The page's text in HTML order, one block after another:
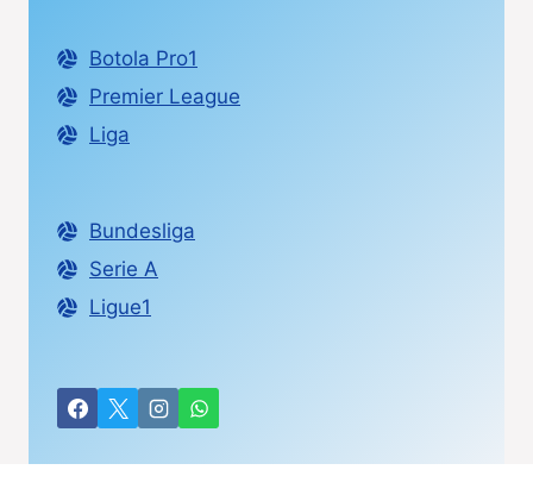
Botola Pro1
Premier League
Liga
Bundesliga
Serie A
Ligue1